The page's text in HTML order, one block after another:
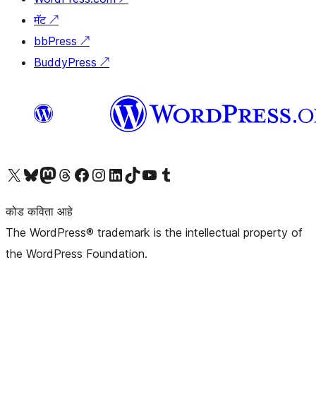
मॅट ↗
bbPress ↗
BuddyPress ↗
आमच्या X (एक्स) (पूर्वीचे ट्विटर) खात्याला भेट द्या आमच्या ब्लूस्की खात्याला भेट द्या.आमच्या Mastodon खात्याला भेट द्या.आमच्या थ्रेड्स खात्याला भेट द्या. आमच्या फेसबुक पेजला भेट द्या आमच्या इंस्टाग्राम खात्याला भेट द्या आमच्या लिंक्डइन खात्याला भेट द्या आमच्या टिकटॉक अकाउंटला भेट द्या.आमच्या यूट्यूब चॅनेलला भेट द्या आमच्या टंबलर खात्याला भेट द्या.
कोड कविता आहे
The WordPress® trademark is the intellectual property of
the WordPress Foundation.